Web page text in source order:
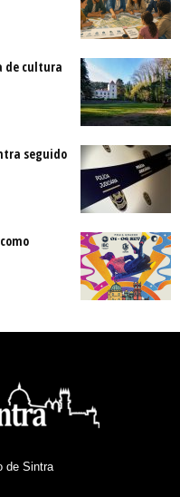
de cultura
seguido
de Sintra